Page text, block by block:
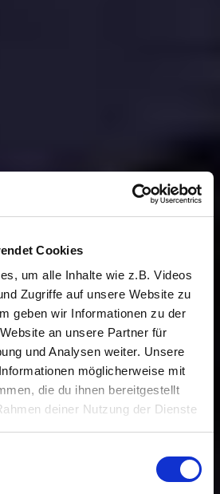
Cookies
um alle Inhalte wie z.B. Videos
Zugriffe auf unsere Website zu
geben wir Informationen zu der
an unsere Partner für
und Analysen weiter. Unsere
möglicherweise mit
die du ihnen bereitgestellt
deiner Nutzung der Dienste